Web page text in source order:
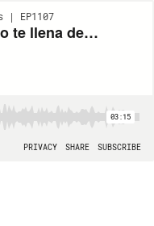
| EP1107
Jesús resucitado te llena de gozo
03:15
PRIVACY SHARE SUBSCRIBE